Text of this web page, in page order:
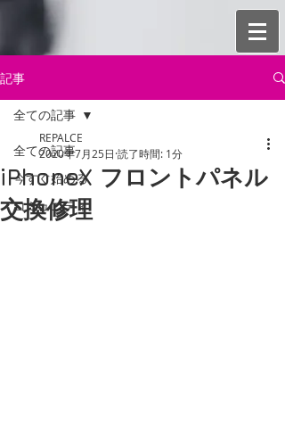
記事
全ての記事
今すぐ始める
コミュニティ
全ての記事
iPhoneX フロントパネル
交換修理
REPALCE
2020年7月25日 読了時間: 1分